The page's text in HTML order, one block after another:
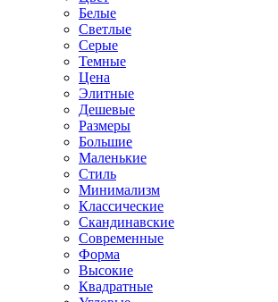
Белые
Светлые
Серые
Темные
Цена
Элитные
Дешевые
Размеры
Большие
Маленькие
Стиль
Минимализм
Классические
Скандинавские
Современные
Форма
Высокие
Квадратные